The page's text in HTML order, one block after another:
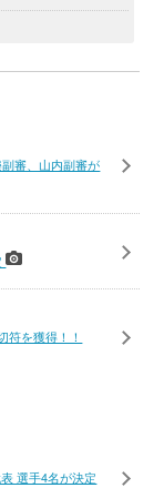
審、山内副審が
を獲得！！
選手4名が決定